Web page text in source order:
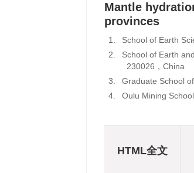
Mantle
provinces
1.
School of Earth
2.
School of Earth
230026，China
3.
Graduate School
4.
Oulu Mining
HTML全文